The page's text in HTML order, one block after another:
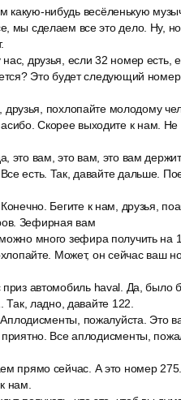
нибудь весёленькую
мы сделаем все это дело. Ну,
друзья, если 32 номер есть,
Это будет следующий
друзья, похлопайте молодому
Скорее выходите к нам. Не
это вам, это вам, это вам
есть. Так, давайте дальше.
Бегите к нам, друзья,
Зефирная вам
много зефира получить на
Может, он сейчас ваш
автомобиль haval. Да, было
Так, ладно, давайте 122.
пожалуйста. Это
Все аплодисменты,
прямо сейчас. А это номер 275.
нам.